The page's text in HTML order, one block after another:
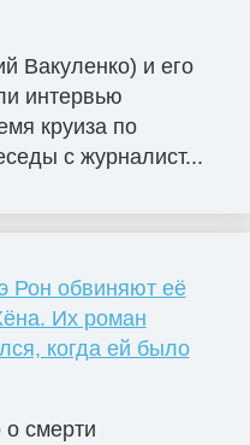
Вакуленко) и его
интервью
круиза по
с журналист...
Рон обвиняют её
Их роман
когда ей было
о смерти